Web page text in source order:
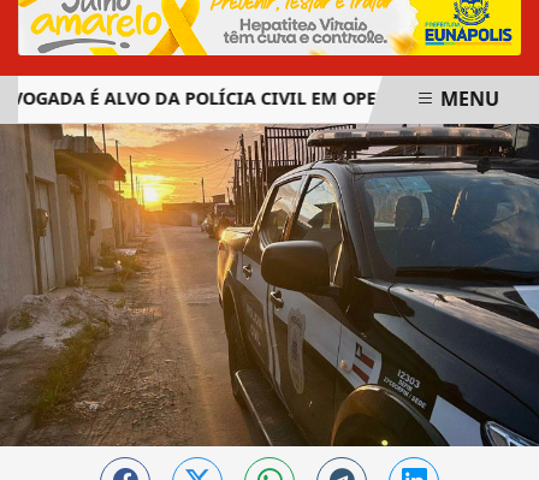
É ALVO DA POLÍCIA CIVIL EM OPERAÇÃO CONTRA
EM ALTA
MENU